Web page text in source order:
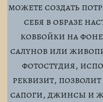
можете создать
себя в образе
ковбойки на
салунов или
фотостудия,
реквизит,
сапоги, джинсы и